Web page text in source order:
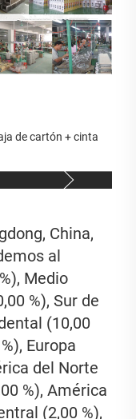
de cartón + cinta
China,
al
Medio
%), Sur de
(10,00
Europa
del Norte
%), América
(2,00 %),